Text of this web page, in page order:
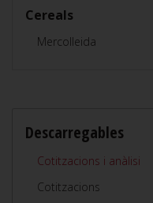
Cereals
Mercolleida
Descarregables
Cotitzacions i anàlisi
Cotitzacions